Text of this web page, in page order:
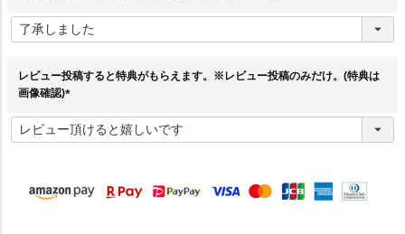
須
レビュー投稿すると特典がもらえます。※レビュー投稿のみだけ。(特典は
画像確認)
必
須